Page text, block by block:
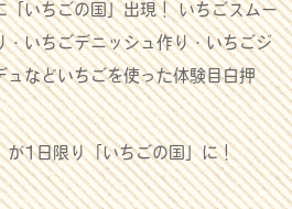
「いちごの国」出現！ いちごスムー
・いちごデニッシュ作り・いちごジ
ュなどいちごを使った体験目白押
が1日限り「いちごの国」に！